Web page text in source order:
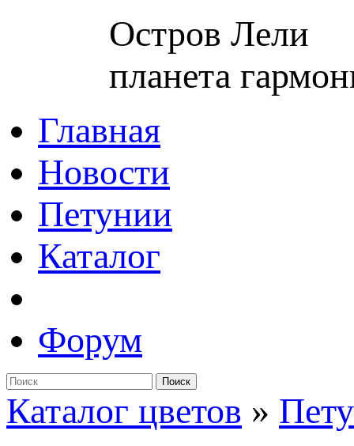
Остров Лели
планета
Главная
Новости
Петунии
Каталог
Форум
Поиск
Каталог цветов »